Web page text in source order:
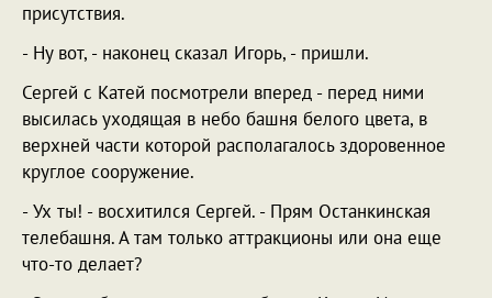
присутствия.
- Ну вот, - наконец сказал Игорь, - пришли.
Сергей с Катей посмотрели вперед - перед ними
высилась уходящая в небо башня белого цвета, в
верхней части которой располагалось здоровенное
круглое сооружение.
- Ух ты! - восхитился Сергей. - Прям Останкинская
телебашня. А там только аттракционы или она еще
что-то делает?